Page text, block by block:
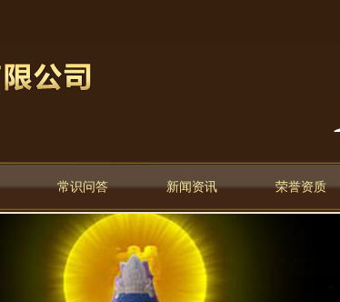
常识问答 新闻资讯 荣誉资质